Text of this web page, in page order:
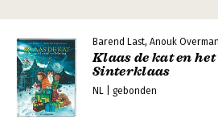
Barend Last, Anouk Overman
Klaas de kat en
Sinterklaas
NL | gebonden